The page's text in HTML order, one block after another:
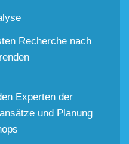
Recherche nach
Experten der
und Planung